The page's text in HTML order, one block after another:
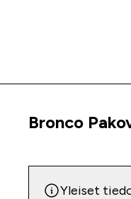
Tuoteinfo
Bronco
Yleiset